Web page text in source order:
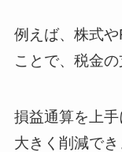
例えば、株式
ことで、税金の
損益通算を上
大きく削減でき